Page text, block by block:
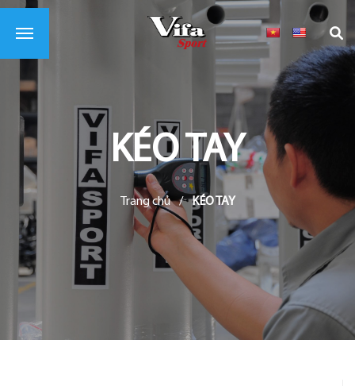
KÉO TAY
Trang chủ / KÉO TAY